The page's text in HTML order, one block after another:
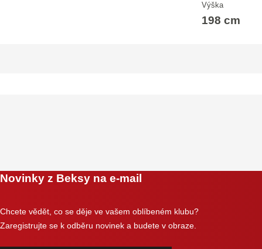
Výška
198 cm
Novinky z Beksy na e-mail
Chcete vědět, co se děje ve vašem oblíbeném klubu?
Zaregistrujte se k odběru novinek a budete v obraze.